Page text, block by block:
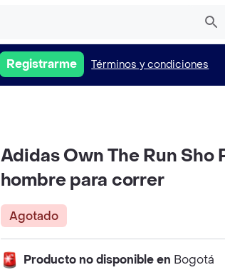
Registrarme Términos y condiciones
Adidas Own The Run Sho
hombre para correr
Agotado
Producto no disponible en Bogotá